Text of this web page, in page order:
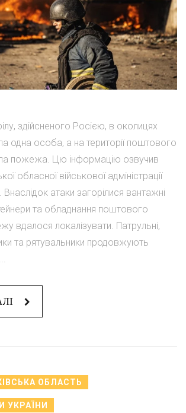
здійсненого Росією, в околицях
одна особа, а на території поштового
пожежа. Цю інформацію озвучив
обласної військової адміністрації
атаки загорілися вантажні
та обладнання поштового
вдалося локалізувати. Патрульні,
та рятувальники продовжують
ОБЛАСТЬ
УКРАЇНИ